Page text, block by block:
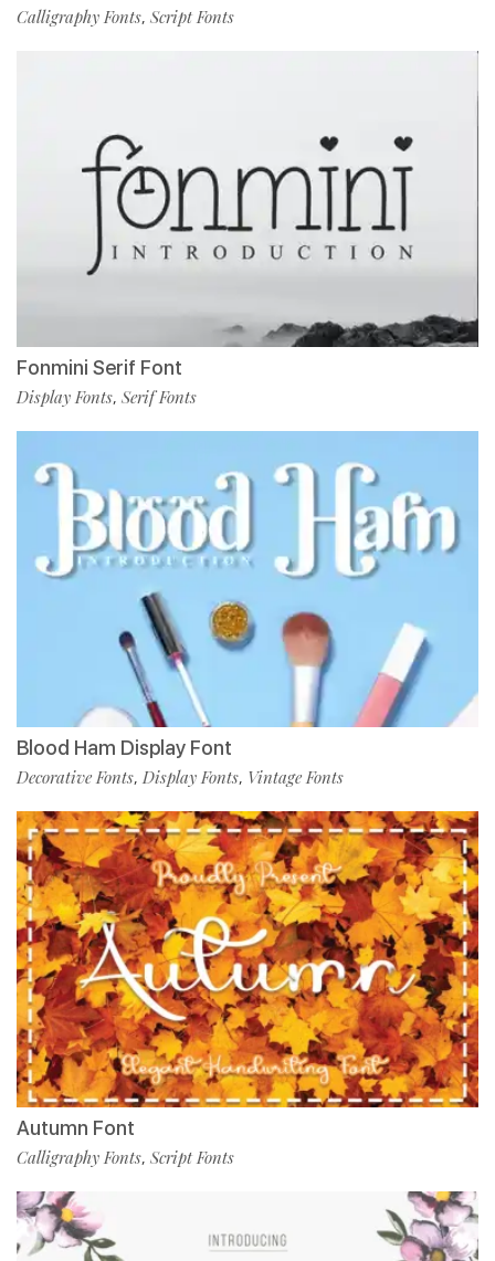
Calligraphy Fonts, Script Fonts
Fonmini Serif Font
Display Fonts, Serif Fonts
Blood Ham Display Font
Decorative Fonts, Display Fonts, Vintage Fonts
Autumn Font
Calligraphy Fonts, Script Fonts